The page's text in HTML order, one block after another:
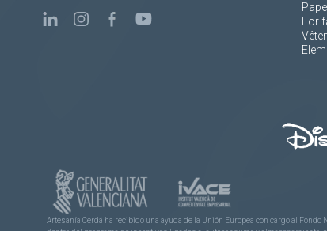
For
Artesanía Cerdá ha recibido una ayuda de la Unión Europea con cargo al